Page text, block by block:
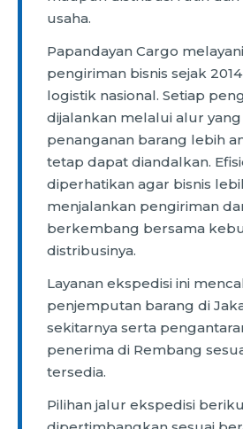
usaha.
Papandayan Cargo
pengiriman bisnis sejak
logistik nasional. Setiap
dijalankan melalui alur
penanganan barang lebih
tetap dapat diandalkan.
diperhatikan agar bisnis
menjalankan pengiriman
berkembang bersama
distribusinya.
Layanan ekspedisi ini
penjemputan barang di
sekitarnya serta
penerima di Rembang
tersedia.
Pilihan jalur ekspedisi